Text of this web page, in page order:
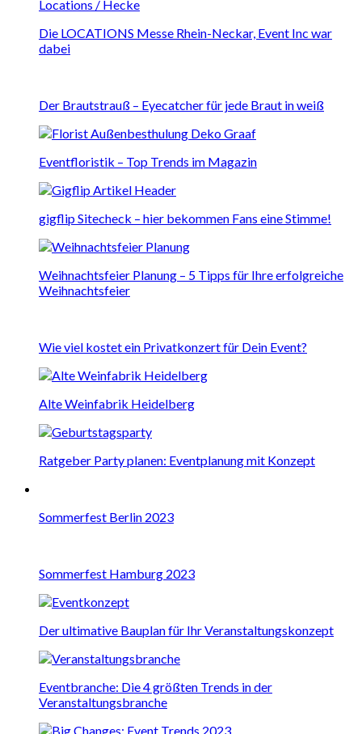
Die LOCATIONS Messe Rhein-Neckar, Event Inc war
dabei
Der Brautstrauß – Eyecatcher für jede Braut in weiß
Eventfloristik – Top Trends im Magazin
gigflip Sitecheck – hier bekommen Fans eine Stimme!
Weihnachtsfeier Planung – 5 Tipps für Ihre erfolgreiche
Weihnachtsfeier
Wie viel kostet ein Privatkonzert für Dein Event?
Alte Weinfabrik Heidelberg
Ratgeber Party planen: Eventplanung mit Konzept
Sommerfest Berlin 2023
Sommerfest Hamburg 2023
Der ultimative Bauplan für Ihr Veranstaltungskonzept
Eventbranche: Die 4 größten Trends in der
Veranstaltungsbranche